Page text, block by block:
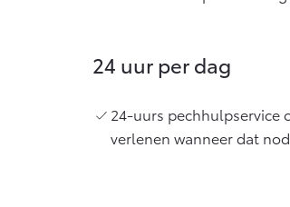
Vanaf €
BTW)
OOK ALS
24 uur per dag
24-uurs pechhulpservice
verlenen wanneer dat